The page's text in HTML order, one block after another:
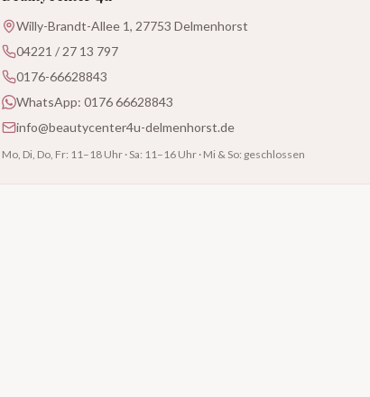
Willy-Brandt-Allee 1, 27753 Delmenhorst
04221 / 27 13 797
0176-66628843
WhatsApp: 0176 66628843
info@beautycenter4u-delmenhorst.de
Mo, Di, Do, Fr: 11–18 Uhr · Sa: 11–16 Uhr · Mi & So: geschlossen